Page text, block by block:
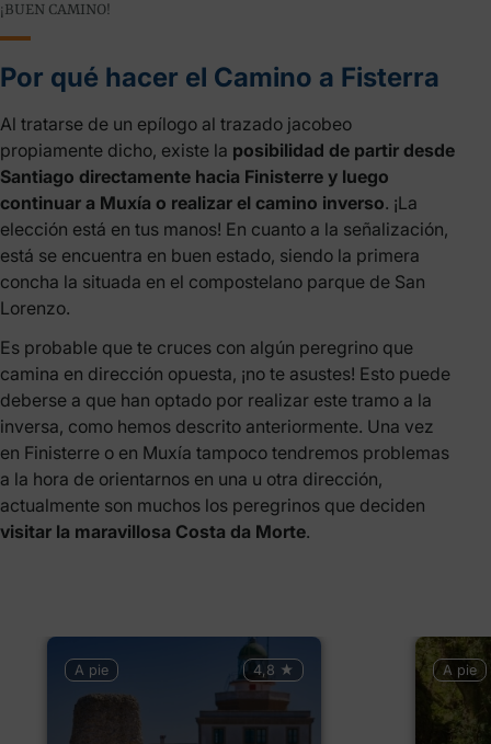
¡BUEN CAMINO!
Por qué hacer el Camino a Fisterra
Al tratarse de un epílogo al trazado jacobeo
propiamente dicho, existe la posibilidad de partir desde
Santiago directamente hacia Finisterre y luego
continuar a Muxía o realizar el camino inverso. ¡La
elección está en tus manos! En cuanto a la señalización,
está se encuentra en buen estado, siendo la primera
concha la situada en el compostelano parque de San
Lorenzo.
Es probable que te cruces con algún peregrino que
camina en dirección opuesta, ¡no te asustes! Esto puede
deberse a que han optado por realizar este tramo a la
inversa, como hemos descrito anteriormente. Una vez
en Finisterre o en Muxía tampoco tendremos problemas
a la hora de orientarnos en una u otra dirección,
actualmente son muchos los peregrinos que deciden
visitar la maravillosa Costa da Morte.
A pie 4,8 ★ A pie